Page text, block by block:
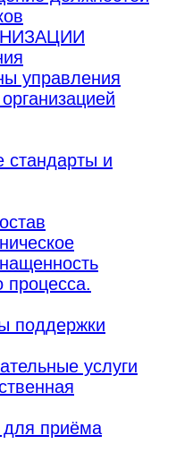
управления
стандарты и
процесса.
поддержки
услуги
для приёма